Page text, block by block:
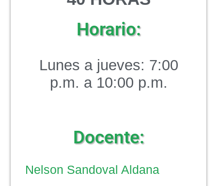
Horario:
Lunes a jueves: 7:00
p.m. a 10:00 p.m.
Docente:
Nelson Sandoval Aldana